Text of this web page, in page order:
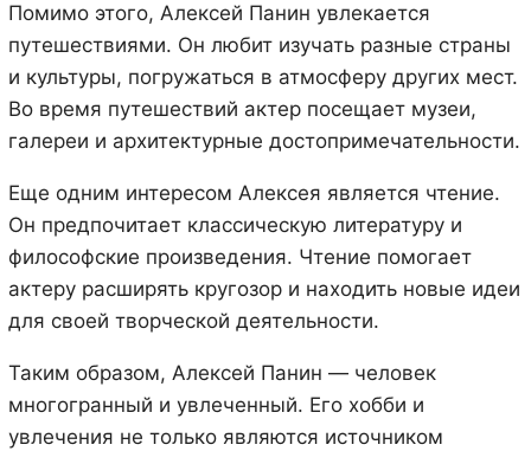
Помимо этого, Алексей Панин увлекается
путешествиями. Он любит изучать разные страны
и культуры, погружаться в атмосферу других мест.
Во время путешествий актер посещает музеи,
галереи и архитектурные достопримечательности.
Еще одним интересом Алексея является чтение.
Он предпочитает классическую литературу и
философские произведения. Чтение помогает
актеру расширять кругозор и находить новые идеи
для своей творческой деятельности.
Таким образом, Алексей Панин — человек
многогранный и увлеченный. Его хобби и
увлечения не только являются источником